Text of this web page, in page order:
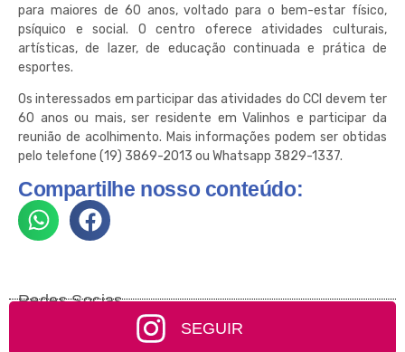
para maiores de 60 anos, voltado para o bem-estar físico,
psíquico e social. O centro oferece atividades culturais,
artísticas, de lazer, de educação continuada e prática de
esportes.
Os interessados em participar das atividades do CCI devem ter
60 anos ou mais, ser residente em Valinhos e participar da
reunião de acolhimento. Mais informações podem ser obtidas
pelo telefone (19) 3869-2013 ou Whatsapp 3829-1337.
Compartilhe nosso conteúdo:
Redes Socias
SEGUIR